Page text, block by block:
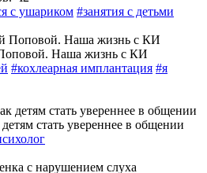
с ушариком #занятия с детьми
Наша жизнь с КИ
#кохлеарная имплантация #я
стать увереннее в общении